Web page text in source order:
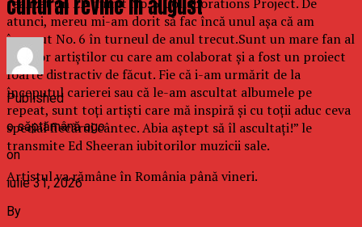
atunci, mereu mi-am dorit să fac încă unul aşa că am
început No. 6 în turneul de anul trecut.Sunt un mare fan al
tututor artiştilor cu care am colaborat şi a fost un proiect
foarte distractiv de făcut. Fie că i-am urmărit de la
începutul carierei sau că le-am ascultat albumele pe
repeat, sunt toţi artişti care mă inspiră şi cu toţii aduc ceva
special fiecărui cântec. Abia aştept să îl ascultaţi!” le
transmite Ed Sheeran iubitorilor muzicii sale.
Artistul va rămâne în România până vineri.
cultural revine in august
Published
o săptămână ago
on
iulie 31, 2026
By